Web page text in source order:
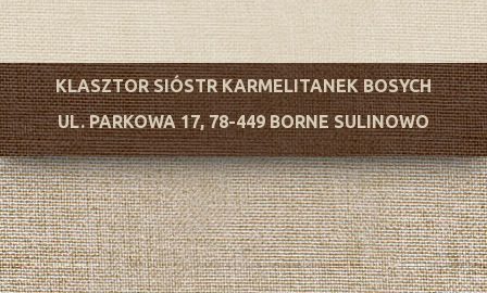
KLASZTOR SIÓSTR KARMELITANEK BOSYCH
UL. PARKOWA 17, 78-449 BORNE SULINOWO